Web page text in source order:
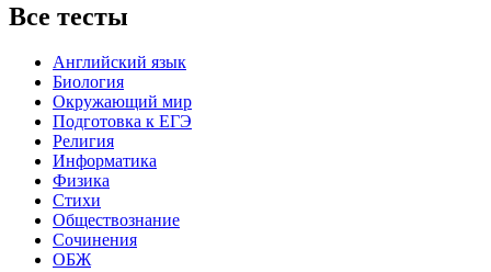
Все тесты
Английский язык
Биология
Окружающий мир
Подготовка к ЕГЭ
Религия
Информатика
Физика
Стихи
Обществознание
Сочинения
ОБЖ